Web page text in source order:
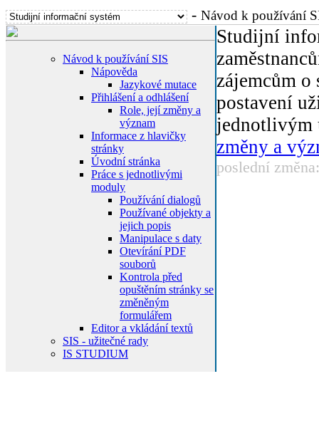
- Návod k používání
Návod k používání SIS
Nápověda
Jazykové mutace
Přihlášení a odhlášení
Role, její změny a
význam
Informace z hlavičky
stránky
Úvodní stránka
Práce s jednotlivými
moduly
Používání dialogů
Používané objekty a
jejich popis
Manipulace s daty
Otevírání PDF
souborů
Kontrola před
opuštěním stránky se
změněným
formulářem
Editor a vkládání textů
SIS - užitečné rady
IS STUDIUM
Studijní
zájemcům
postavení
jednotlivým
změny a
poslední